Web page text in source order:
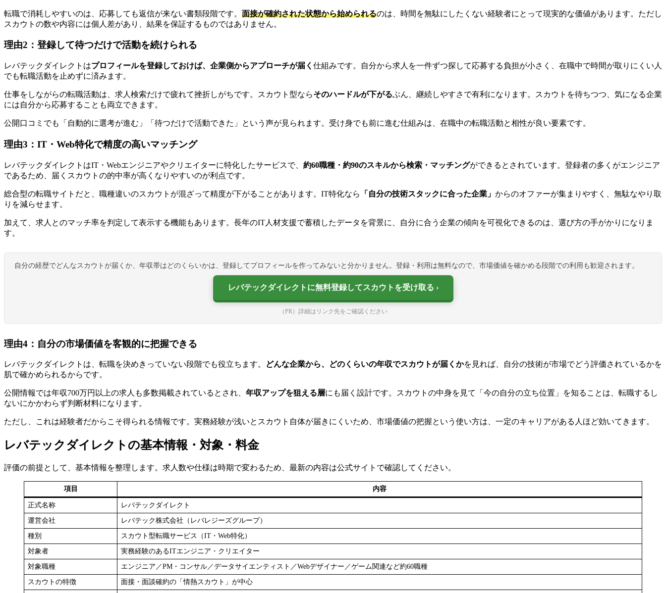
転職で消耗しやすいのは、応募しても返信が来ない書類段階です。 面接が確約された状態から始められるのは、時間を無駄にしたくない経験者にとって現実的な価値があります。ただし
スカウトの数や内容には個人差があり、結果を保証するものではありません。
理由2：登録して待つだけで活動を続けられる
レバテックダイレクトはプロフィールを登録しておけば、企業側からアプローチが届く 仕組みです。自分から求人を一件ずつ探して応募する負担が小さく、在職中で時間が取りにくい人
でも転職活動を止めずに済みます。
仕事をしながらの転職活動は、求人検索だけで疲れて挫折しがちです。スカウト型ならそのハードルが下がるぶん、継続しやすさで有利になります。スカウトを待ちつつ、気になる企業
には自分から応募することも両立できます。
公開口コミでも「自動的に選考が進む」「待つだけで活動できた」という声が見られます。受け身でも前に進む仕組みは、在職中の転職活動と相性が良い要素です。
理由3：IT・Web特化で精度の高いマッチング
レバテックダイレクトはIT・Webエンジニアやクリエイターに特化したサービスで、 約60職種・約90のスキルから検索・マッチングができるとされています。登録者の多くがエンジニア
であるため、届くスカウトの的中率が高くなりやすいのが利点です。
総合型の転職サイトだと、職種違いのスカウトが混ざって精度が下がることがあります。IT特化なら 「自分の技術スタックに合った企業」 からのオファーが集まりやすく、無駄なやり取
りを減らせます。
加えて、求人とのマッチ率を判定して表示する機能もあります。長年のIT人材支援で蓄積したデータを背景に、自分に合う企業の傾向を可視化できるのは、選び方の手がかりになりま
す。
自分の経歴でどんなスカウトが届くか、年収帯はどのくらいかは、登録してプロフィールを作ってみないと分かりません。登録・利用は無料なので、市場価値を確かめる段階での利用も歓迎されます。
レバテックダイレクトに無料登録してスカウトを受け取る
（PR）詳細はリンク先をご確認ください
理由4：自分の市場価値を客観的に把握できる
レバテックダイレクトは、転職を決めきっていない段階でも役立ちます。 どんな企業から、どのくらいの年収でスカウトが届くかを見れば、自分の技術が市場でどう評価されているかを
肌で確かめられるからです。
公開情報では年収700万円以上の求人も多数掲載されているとされ、 年収アップを狙える層にも届く設計です。スカウトの中身を見て「今の自分の立ち位置」を知ることは、転職するし
ないにかかわらず判断材料になります。
ただし、これは経験者だからこそ得られる情報です。実務経験が浅いとスカウト自体が届きにくいため、市場価値の把握という使い方は、一定のキャリアがある人ほど効いてきます。
レバテックダイレクトの基本情報・対象・料金
評価の前提として、基本情報を整理します。求人数や仕様は時期で変わるため、最新の内容は公式サイトで確認してください。
項目 内容
正式名称 レバテックダイレクト
運営会社 レバテック株式会社（レバレジーズグループ）
種別 スカウト型転職サービス（IT・Web特化）
対象者 実務経験のあるITエンジニア・クリエイター
対象職種 エンジニア／PM・コンサル／データサイエンティスト／Webデザイナー／ゲーム関連など約60職種
スカウトの特徴 面接・面談確約の「情熱スカウト」が中心